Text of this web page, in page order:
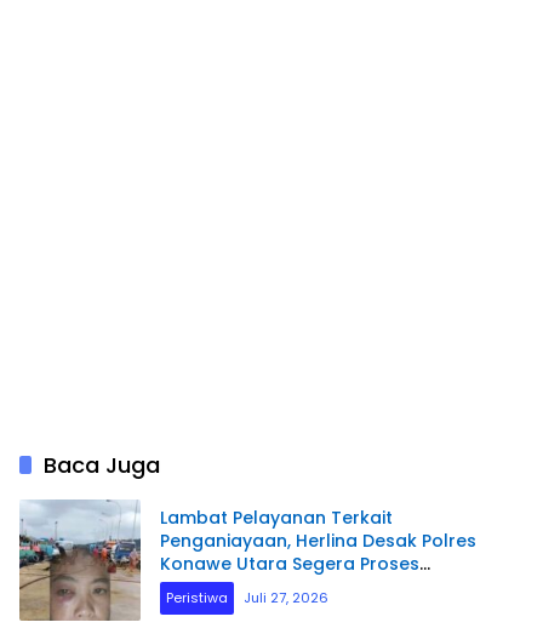
Baca Juga
Lambat Pelayanan Terkait
Penganiayaan, Herlina Desak Polres
Konawe Utara Segera Proses
Laporannya.
Peristiwa Juli 27, 2026